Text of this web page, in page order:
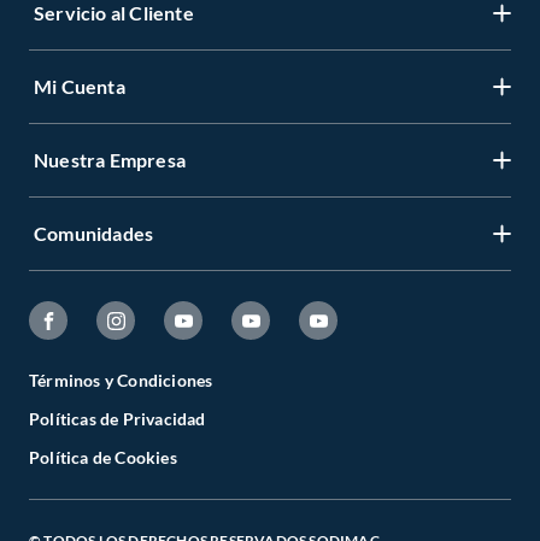
Servicio al Cliente
Mi Cuenta
Nuestra Empresa
Comunidades
Términos y Condiciones
Políticas de Privacidad
Política de Cookies